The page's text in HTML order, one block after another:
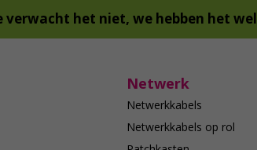
verwacht het niet, we hebben het wel
Netwerk
Netwerkkabels
Netwerkkabels op rol